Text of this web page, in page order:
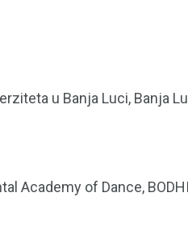
u Banja Luci, Banja
Academy of Dance,